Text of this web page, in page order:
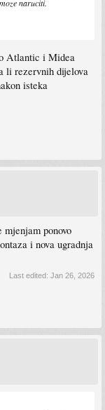
naruciti.
Atlantic i Midea
li rezervnih dijelova
isteka
ponovo
i nova ugradnja
Last edited: Jan 26, 2026